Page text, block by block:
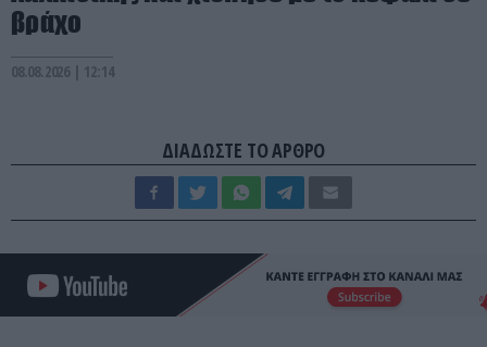
βράχο
08.08.2026 | 12:14
ΔΙΑΔΩΣΤΕ ΤΟ ΑΡΘΡΟ